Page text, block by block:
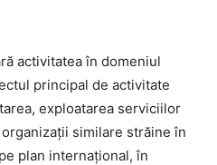
activitatea în domeniul
principal de activitate
exploatarea serviciilor
similare străine în
plan internaţional, în